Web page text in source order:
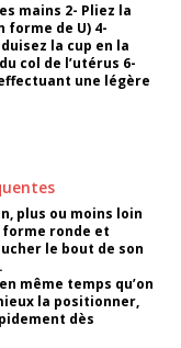
mains 2- Pliez la
forme de U) 4-
la cup en la
col de l’utérus 6-
une légère
plus ou moins loin
forme ronde et
le bout de son
même temps qu’on
la positionner,
dès